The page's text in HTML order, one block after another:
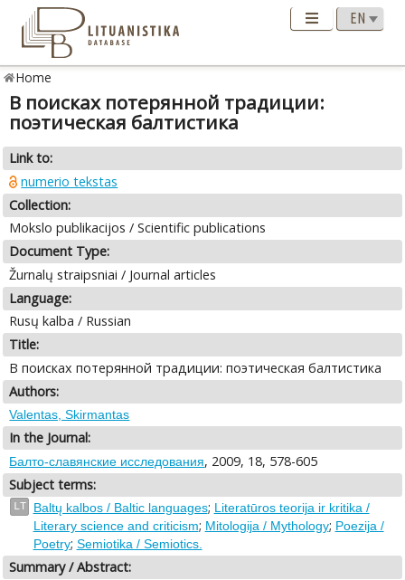
Home
В поисках потерянной традиции:
поэтическая балтистика
Link to:
numerio tekstas
Collection:
Mokslo publikacijos / Scientific publications
Document Type:
Žurnalų straipsniai / Journal articles
Language:
Rusų kalba / Russian
Title:
В поисках потерянной традиции: поэтическая балтистика
Authors:
Valentas, Skirmantas
In the Journal:
Балто-славянские исследования, 2009, 18, 578-605
Subject terms:
LT Baltų kalbos / Baltic languages; Literatūros teorija ir kritika /
Literary science and criticism; Mitologija / Mythology; Poezija /
Poetry; Semiotika / Semiotics.
Summary / Abstract: